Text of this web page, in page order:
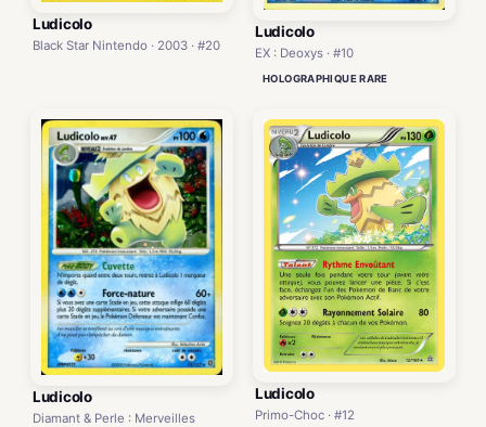
Ludicolo
Black Star Nintendo · 2003 · #20
Ludicolo
EX : Deoxys · #10
HOLOGRAPHIQUE RARE
Ludicolo
Diamant & Perle : Merveilles
Ludicolo
Primo-Choc · #12